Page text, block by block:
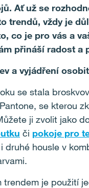
Ať už se
trendů, vždy je
co je pro vás a
přináší radost a
a vyjádření
se stala
se kterou
ji zvolit jako
či pokoje pro
druhé housle v
trendem je použití